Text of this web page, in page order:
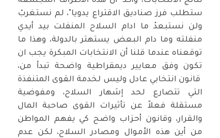
ستطلب فرز صناديق الاقتراع يدويا"، لم نستغربْ
ولن نستبعدْ ما ادام السلاح المنفلت بيد أيدي
منفلته وما دام البعض يستهتر بالدولة، وهذا ما
توقعناه عندما قلنا أن الانتخابات المبكرة يجب ان
تكون وفق معايير ديمقراطية واضحة تبدأ من،
قانون انتخابي عادل وليس لخدمة القوى المتنفذة
التي تتصارع لحد إشهار السلاح، ومفوضية
مستقلة فعلاً عن تأثيرات القوى صاحبة المال
والقرار، وقانون أحزاب واضح كي يفهم المواطن
من أين هذه الأموال ومصادر السلاح، لكن عدم